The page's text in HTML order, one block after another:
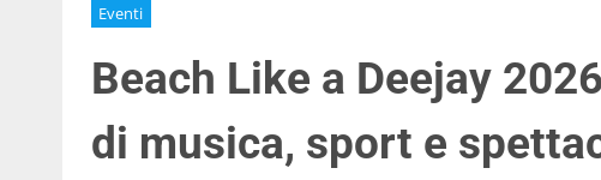
Eventi
Beach Like a Deejay
di musica, sport e